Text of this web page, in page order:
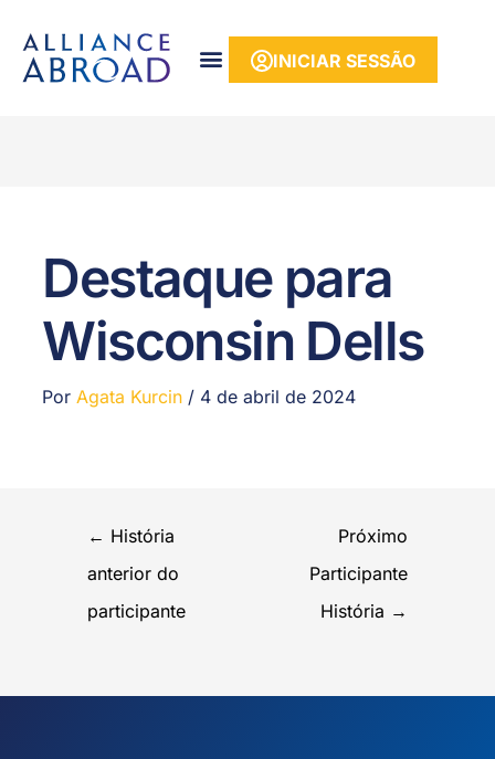
conteúdo
INICIAR SESSÃO
Destaque para
Wisconsin Dells
PorAgata Kurcin / 4 de abril de 2024
← História
anterior do
participante
Próximo
Participante
História →